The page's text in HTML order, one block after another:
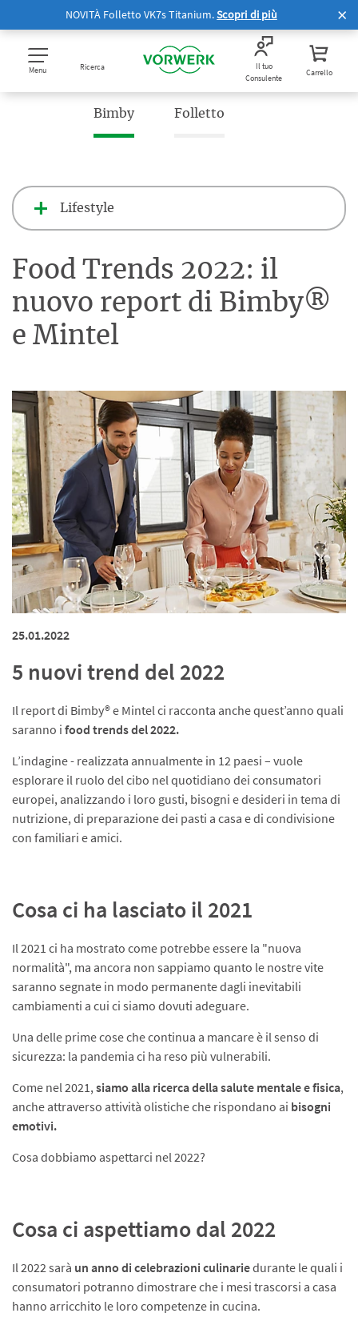
NOVITÀ Folletto VK7s Titanium.Scopri di più
Menu Ricerca
Il tuo
Consulente
Carrello
Bimby Folletto
Lifestyle
Food Trends 2022: il
nuovo report di Bimby®
e Mintel
25.01.2022
5 nuovi trend del 2022
Il report di Bimby® e Mintel ci racconta anche quest’anno quali
saranno i food trends del 2022.
L’indagine - realizzata annualmente in 12 paesi – vuole
esplorare il ruolo del cibo nel quotidiano dei consumatori
europei, analizzando i loro gusti, bisogni e desideri in tema di
nutrizione, di preparazione dei pasti a casa e di condivisione
con familiari e amici.
Cosa ci ha lasciato il 2021
Il 2021 ci ha mostrato come potrebbe essere la "nuova
normalità", ma ancora non sappiamo quanto le nostre vite
saranno segnate in modo permanente dagli inevitabili
cambiamenti a cui ci siamo dovuti adeguare.
Una delle prime cose che continua a mancare è il senso di
sicurezza: la pandemia ci ha reso più vulnerabili.
Come nel 2021,siamo alla ricerca della salute mentale e fisica,
anche attraverso attività olistiche che rispondano ai bisogni
emotivi.
Cosa dobbiamo aspettarci nel 2022?
Cosa ci aspettiamo dal 2022
Il 2022 sarà un anno di celebrazioni culinariedurante le quali i
consumatori potranno dimostrare che i mesi trascorsi a casa
hanno arricchito le loro competenze in cucina.